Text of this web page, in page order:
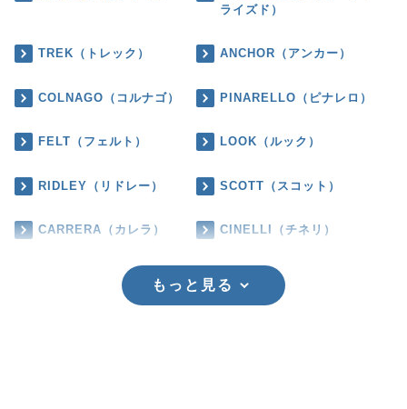
ライズド）
TREK（トレック） ANCHOR（アンカー）
COLNAGO（コルナゴ） PINARELLO（ピナレロ）
FELT（フェルト） LOOK（ルック）
RIDLEY（リドレー） SCOTT（スコット）
CARRERA（カレラ） CINELLI（チネリ）
もっと見る